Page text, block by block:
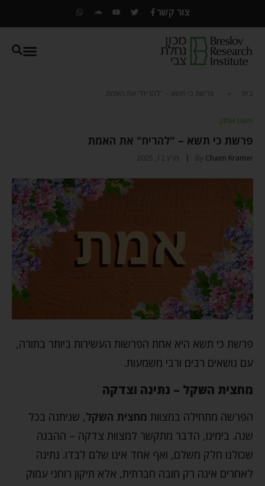
צור קשר
בית פרשת כי תשא – "להריח" את האמת
פשוט ועמוק
פרשת כי תשא – "להריח" את האמת
By Chaim Kramer מרץ 12, 2025
פרשת כי תשא היא אחת הפרשות העשירות ביותר בתורה,
עם נושאים רבים ורבי משמעות.
מחצית השקל – נתינה וצדקה
הפרשה מתחילה במצוות מחצית השקל, שניתנה בכל
שנה. בימינו, הדבר מתקשר למצוות צדקה – ההבנה
שכולנו חלק משלם, ואף אחד אינו שלם לבדו. נתינה
לאחרים אינה רק חובה חברתית, אלא תיקון רוחני עמוק